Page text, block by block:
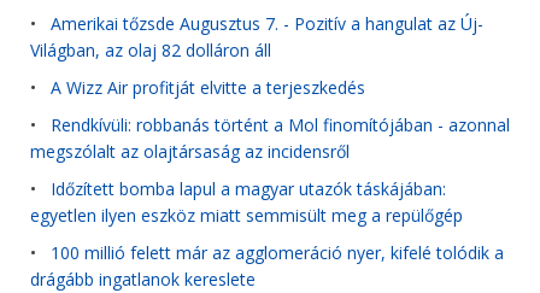
• Amerikai tőzsde Augusztus 7. - Pozitív a hangulat az Új-
Világban, az olaj 82 dolláron áll
• A Wizz Air profitját elvitte a terjeszkedés
• Rendkívüli: robbanás történt a Mol finomítójában - azonnal
megszólalt az olajtársaság az incidensről
• Időzített bomba lapul a magyar utazók táskájában:
egyetlen ilyen eszköz miatt semmisült meg a repülőgép
• 100 millió felett már az agglomeráció nyer, kifelé tolódik a
drágább ingatlanok kereslete